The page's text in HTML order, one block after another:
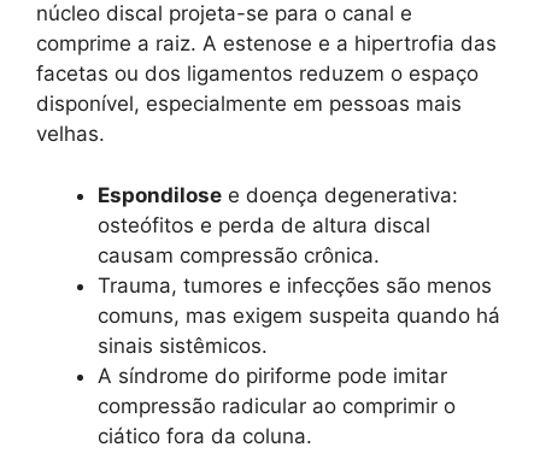
núcleo discal projeta-se para o canal e
comprime a raiz. A estenose e a hipertrofia das
facetas ou dos ligamentos reduzem o espaço
disponível, especialmente em pessoas mais
velhas.
Espondilose e doença degenerativa:
osteófitos e perda de altura discal
causam compressão crônica.
Trauma, tumores e infecções são menos
comuns, mas exigem suspeita quando há
sinais sistêmicos.
A síndrome do piriforme pode imitar
compressão radicular ao comprimir o
ciático fora da coluna.